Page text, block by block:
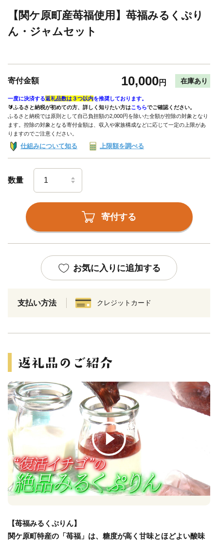
【関ケ原町産苺福使用】苺福みるくぷり
ん・ジャムセット
寄付金額 10,000円 在庫あり
一度に決済する返礼品数は３つ以内を推奨しております。
🔰ふるさと納税が初めての方、詳しく知りたい方はこちらでご確認ください。
ふるさと納税では原則として自己負担額の2,000円を除いた全額が控除の対象となり
ます。控除の対象となる寄付金額は、収入や家族構成などに応じて一定の上限があ
りますのでご注意ください。
仕組みについて知る 上限額を調べる
数量
寄付する
お気に入りに追加する
支払い方法 クレジットカード
【苺福みるくぷりん】
関ケ原町特産の「苺福」は、糖度が高く甘味とほどよい酸味